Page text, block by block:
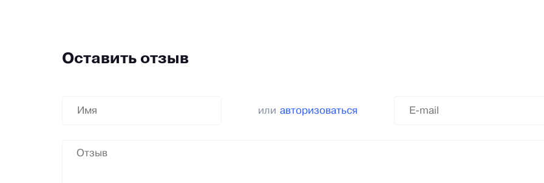
Оставить отзыв
или авторизоваться